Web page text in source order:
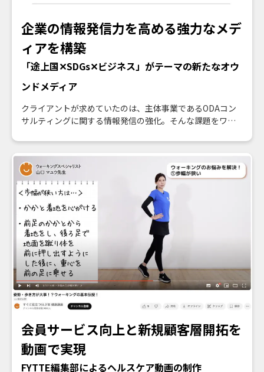
企業の情報発信力を高める強力なメデ
ィアを構築
「途上国✕SDGs✕ビジネス」がテーマの新たなオウ
ンドメディア
クライアントが求めていたのは、主体事業であるODAコン
サルティングに関する情報発信の強化。そんな課題をワ
決しました！
会員サービス向上と新規顧客層開拓を
動画で実現
FYTTE編集部によるヘルスケア動画の制作